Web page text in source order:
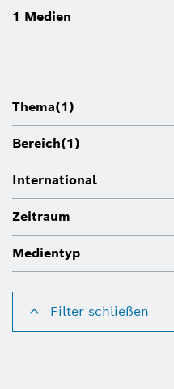
1 Medien
Thema(1)
Bereich(1)
International
Zeitraum
Medientyp
Filter schließen